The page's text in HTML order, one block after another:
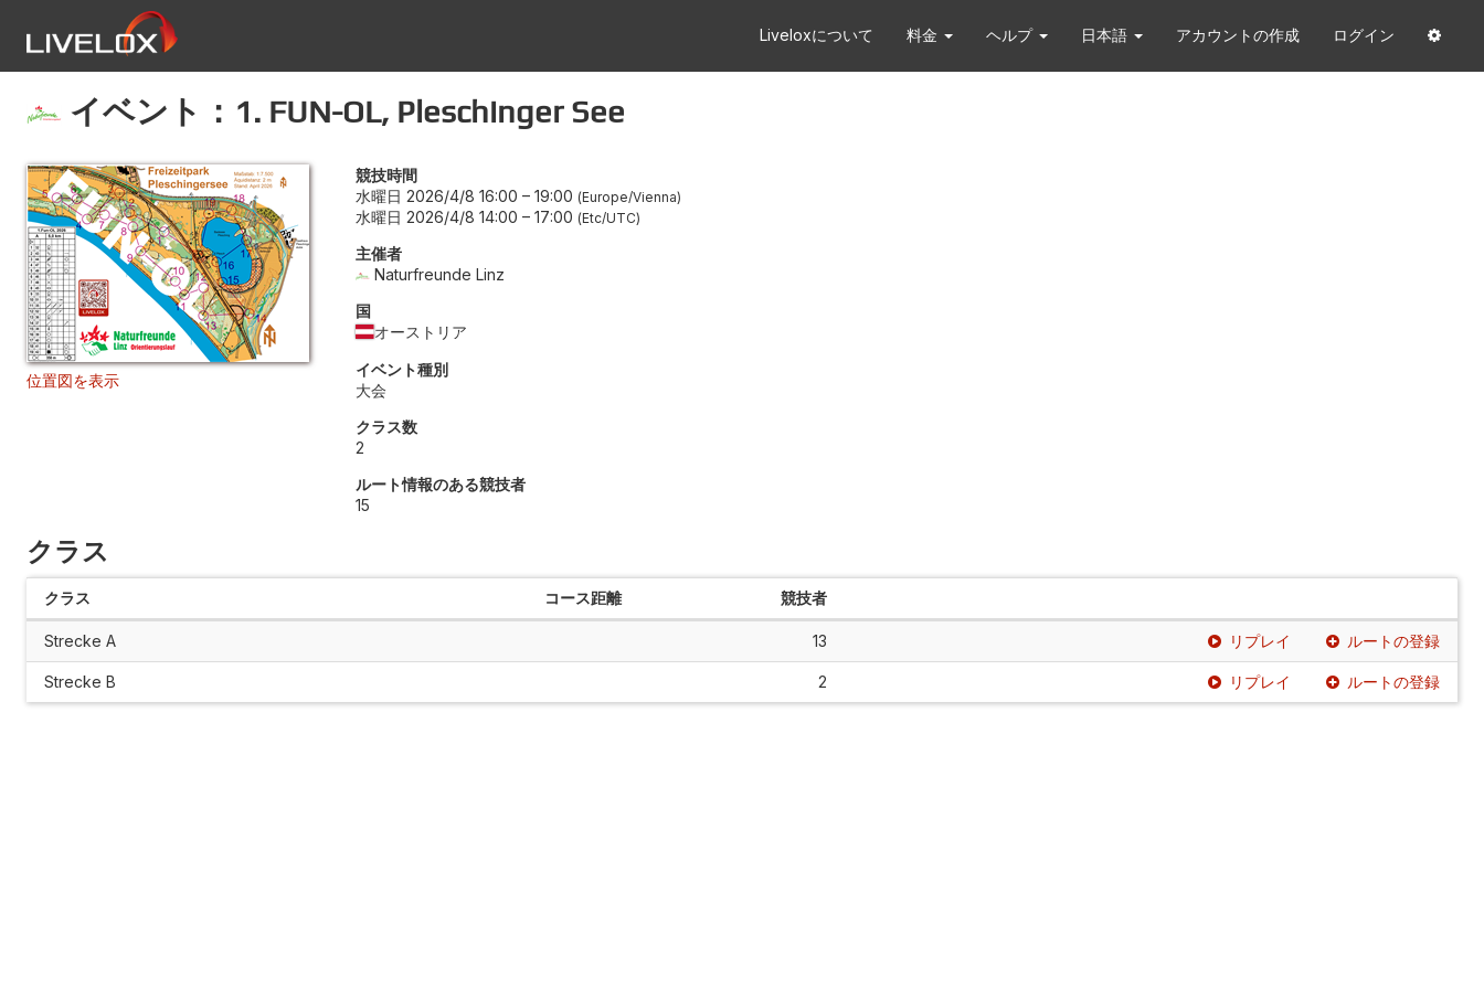
Liveloxについて 料金 ヘルプ 日本語 アカウントの作成 ログイン
イベント：1. FUN-OL, Pleschinger See
位置図を表示
競技時間
水曜日 2026/4/8 16:00 – 19:00 Europe/Vienna
水曜日 2026/4/8 14:00 – 17:00 Etc/UTC
主催者
Naturfreunde Linz
国
オーストリア
イベント種別
大会
クラス数
2
ルート情報のある競技者
15
クラス
クラス コース距離 競技者
Strecke A 13 リプレイ ルートの登録
Strecke B 2 リプレイ ルートの登録